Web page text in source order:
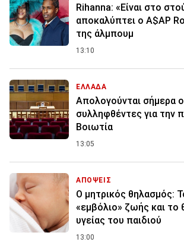
Rihanna: «Είναι στο
αποκαλύπτει ο A$AP
της άλμπουμ
13:10
ΕΛΛΑΔΑ
Απολογούνται σήμερα
συλληφθέντες για την
Βοιωτία
13:05
ΑΠΟΨΕΙΣ
Ο μητρικός θηλασμός:
«εμβόλιο» ζωής και το
υγείας του παιδιού
13:00